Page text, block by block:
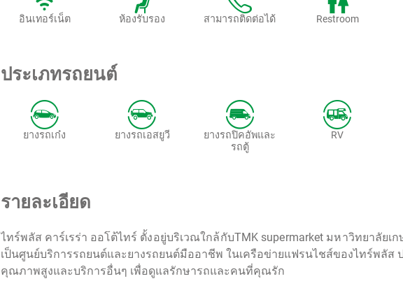
อินเทอร์เน็ต ห้องรับรอง สามารถติดต่อได้ Restroom
ประเภทรถยนต์
ยางรถเก๋ง ยางรถเอสยูวี
ยางรถปิคอัพและ
รถตู้
RV
รายละเอียด
ไทร์พลัส คาร์เรร่า ออโต้ไทร์ ตั้งอยู่บริเวณใกล้กับTMK supermarket มหาวิทยาลัยเ
เป็นศูนย์บริการรถยนต์และยางรถยนต์มืออาชีพ ในเครือข่ายแฟรนไชส์ของไทร์พลั
คุณภาพสูงและบริการอื่นๆ เพื่อดูแลรักษารถและคนที่คุณรัก